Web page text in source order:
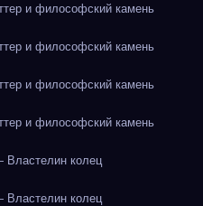
и философский камень
и философский камень
и философский камень
и философский камень
колец
колец